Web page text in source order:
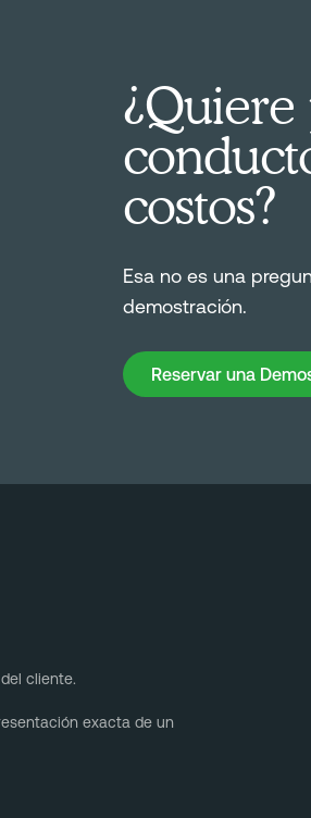
¿Quiere
costos?
Esa no es una
demostración.
Reservar una
Reservar una
cliente.
exacta de un